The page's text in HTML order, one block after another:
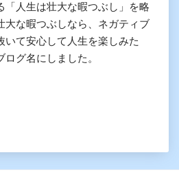
「人生は壮大な暇つぶし」を略
大な暇つぶしなら、ネガティブ
いて安心して人生を楽しみた
グ名にしました。